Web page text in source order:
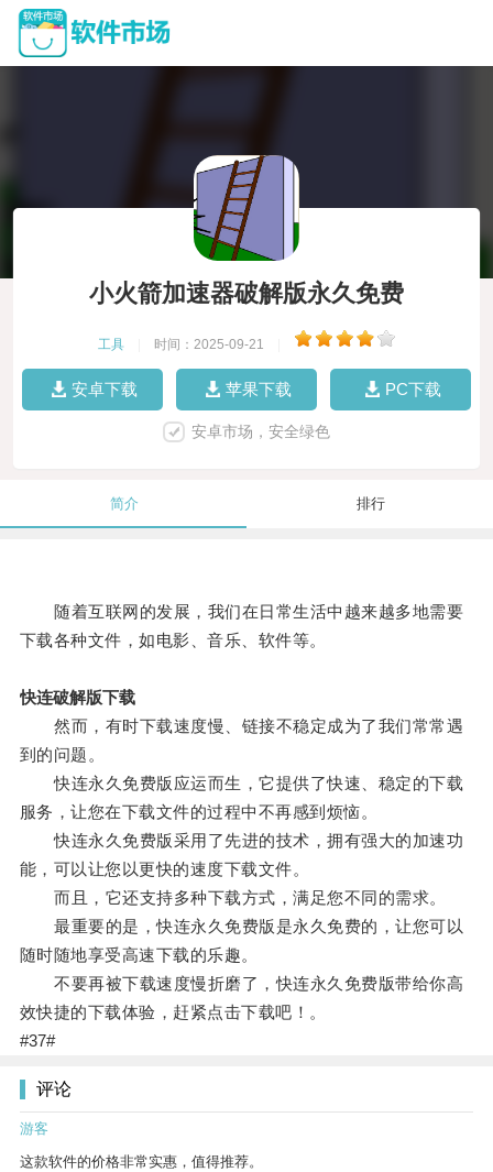
小火箭加速器破解版永久免费
工具 时间：2025-09-21
安卓下载 苹果下载 PC下载
安卓市场，安全绿色
简介 排行
随着互联网的发展，我们在日常生活中越来越多地需要
下载各种文件，如电影、音乐、软件等。
快连破解版下载
然而，有时下载速度慢、链接不稳定成为了我们常常遇
到的问题。
快连永久免费版应运而生，它提供了快速、稳定的下载
服务，让您在下载文件的过程中不再感到烦恼。
快连永久免费版采用了先进的技术，拥有强大的加速功
能，可以让您以更快的速度下载文件。
而且，它还支持多种下载方式，满足您不同的需求。
最重要的是，快连永久免费版是永久免费的，让您可以
随时随地享受高速下载的乐趣。
不要再被下载速度慢折磨了，快连永久免费版带给你高
效快捷的下载体验，赶紧点击下载吧！。
#37#
评论
游客
这款软件的价格非常实惠，值得推荐。